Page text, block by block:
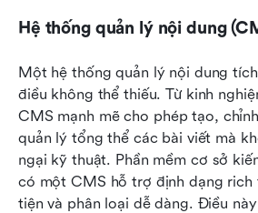
Hệ thống quản lý nội dung
Một hệ thống quản lý nội dung
điều không thể thiếu. Từ kinh
CMS mạnh mẽ cho phép tạo,
quản lý tổng thể các bài viết mà
ngại kỹ thuật. Phần mềm cơ sở
có một CMS hỗ trợ định dạng rich
tiện và phân loại dễ dàng. Điều